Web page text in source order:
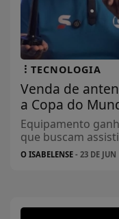
TECNOLOGIA
Venda de
a Copa do
Equipamento
que buscam
O ISABELENSE - 23 DE JUN